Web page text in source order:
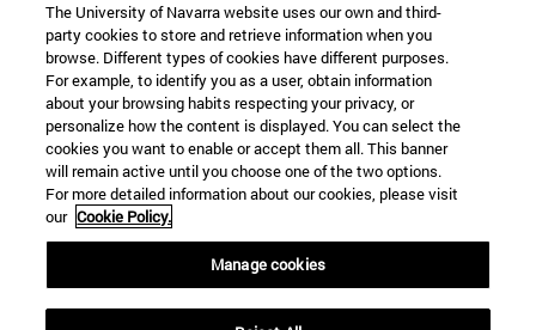
The University of Navarra website uses our own and third-
party cookies to store and retrieve information when you
browse. Different types of cookies have different purposes.
For example, to identify you as a user, obtain information
about your browsing habits respecting your privacy, or
personalize how the content is displayed. You can select the
cookies you want to enable or accept them all. This banner
will remain active until you choose one of the two options.
For more detailed information about our cookies, please visit
our Cookie Policy.
Manage cookies